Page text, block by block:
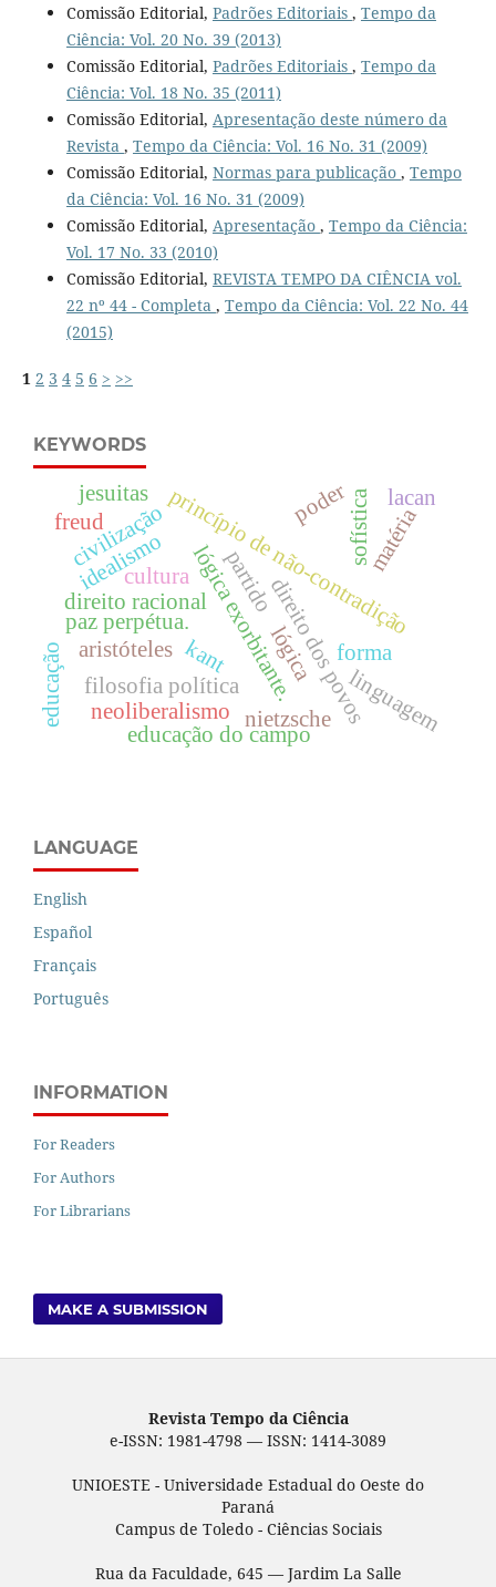
Comissão Editorial, Padrões Editoriais , Tempo da
Ciência: Vol. 20 No. 39 (2013)
Comissão Editorial, Padrões Editoriais , Tempo da
Ciência: Vol. 18 No. 35 (2011)
Comissão Editorial, Apresentação deste número da
Revista , Tempo da Ciência: Vol. 16 No. 31 (2009)
Comissão Editorial, Normas para publicação , Tempo
da Ciência: Vol. 16 No. 31 (2009)
Comissão Editorial, Apresentação , Tempo da Ciência:
Vol. 17 No. 33 (2010)
Comissão Editorial, REVISTA TEMPO DA CIÊNCIA vol.
22 nº 44 - Completa , Tempo da Ciência: Vol. 22 No. 44
(2015)
1 2 3 4 5 6 > >>
KEYWORDS
lógica
princípio de não-contradição
lógica exorbitante.
kant
direito racional
filosofia política direito dos povos
paz perpétua.
idealismo
forma
matéria
linguagem
aristóteles
sofística
civilização
cultura
nietzsche
jesuitas
educação
educação do campo
neoliberalismo
partido
poder
freud
lacan
LANGUAGE
English
Español
Français
Português
INFORMATION
For Readers
For Authors
For Librarians
MAKE A SUBMISSION
Revista Tempo da Ciência
e-ISSN: 1981-4798 — ISSN: 1414-3089
UNIOESTE - Universidade Estadual do Oeste do
Paraná
Campus de Toledo - Ciências Sociais
Rua da Faculdade, 645 — Jardim La Salle